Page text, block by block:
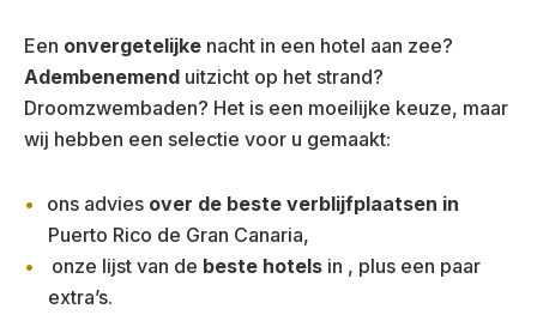
Een onvergetelijke nacht in een hotel aan zee?
Adembenemend uitzicht op het strand?
Droomzwembaden? Het is een moeilijke keuze, maar
wij hebben een selectie voor u gemaakt:
ons advies over de beste verblijfplaatsen in
Puerto Rico de Gran Canaria,
onze lijst van de beste hotels in , plus een paar
extra’s.